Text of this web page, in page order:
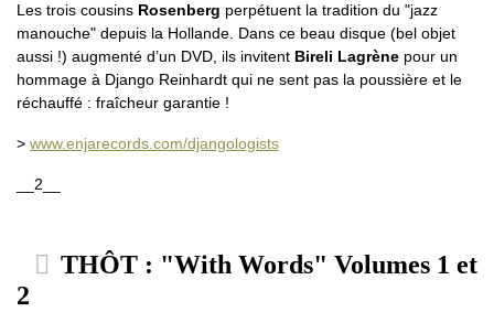
Les trois cousins Rosenberg perpétuent la tradition du "jazz
manouche" depuis la Hollande. Dans ce beau disque (bel objet
aussi !) augmenté d’un DVD, ils invitent Bireli Lagrène pour un
hommage à Django Reinhardt qui ne sent pas la poussière et le
réchauffé : fraîcheur garantie !
> www.enjarecords.com/djangologists
__2__
THÔT : "With Words" Volumes 1 et
2